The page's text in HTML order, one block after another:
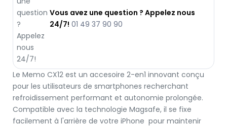
Vous avez une question ? Appelez nous
24/7! 01 49 37 90 90
Le Memo CX12 est un accesoire 2-en1 innovant conçu
pour les utilisateurs de smartphones recherchant
refroidissement performant et autonomie prolongée.
Compatible avec la technologie Magsafe, il se fixe
facilement à l'arrière de votre iPhone pour maintenir